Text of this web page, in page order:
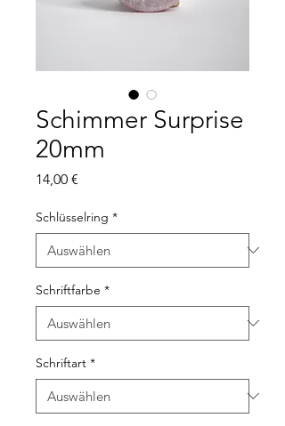
Schimmer Surprise
20mm
14,00 €
Schlüsselring *
Schriftfarbe *
Schriftart *